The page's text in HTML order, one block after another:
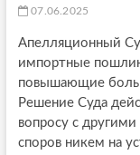
07.06.2025
Апелляционный
импортные
повышающие
Решение Суда
вопросу с другими
споров никем на